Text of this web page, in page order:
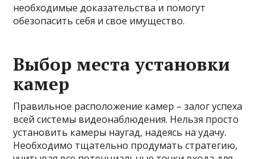
необходимые доказательства и помогут
обезопасить себя и свое имущество.
Выбор места установки
камер
Правильное расположение камер – залог успеха
всей системы видеонаблюдения. Нельзя просто
установить камеры наугад, надеясь на удачу.
Необходимо тщательно продумать стратегию,